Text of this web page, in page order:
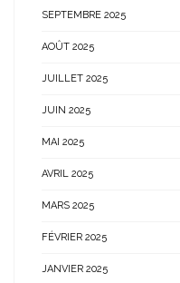
SEPTEMBRE 2025
AOÛT 2025
JUILLET 2025
JUIN 2025
MAI 2025
AVRIL 2025
MARS 2025
FÉVRIER 2025
JANVIER 2025